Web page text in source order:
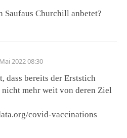
Saufaus Churchill anbetet?
2022 08:30
dass bereits der Erststich
mehr weit von deren Ziel
covid-vaccinations